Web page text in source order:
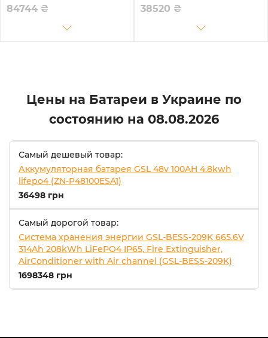
84744 ₴ 38520 ₴
Цены на Батареи в Украине по
состоянию на 08.08.2026
Самый дешевый товар:
Аккумуляторная батарея GSL 48v 100AH 4.8kwh
lifepo4 (ZN-P48100ESA1)
36498 грн
Самый дорогой товар:
Система хранения энергии GSL-BESS-209K 665.6V
314Ah 208kWh LiFePO4 IP65, Fire Extinguisher,
AirConditioner with Air channel (GSL-BESS-209K)
1698348 грн